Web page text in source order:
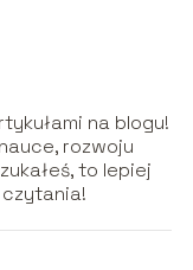
na blogu!
rozwoju
to lepiej
czytania!